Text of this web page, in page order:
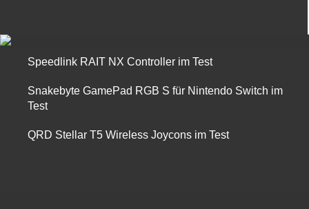
Speedlink RAIT NX Controller im Test
Snakebyte GamePad RGB S für Nintendo Switch im
Test
QRD Stellar T5 Wireless Joycons im Test